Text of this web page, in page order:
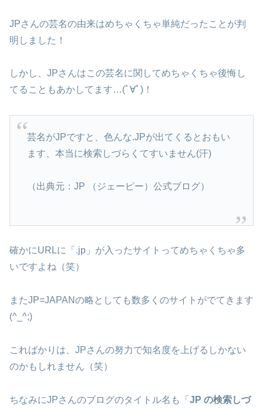
JPさんの芸名の由来はめちゃくちゃ単純だったことが判
明しました！
しかし、JPさんはこの芸名に関してめちゃくちゃ後悔し
てることもあかしてます…(ﾟ∀ﾟ)！
芸名がJPですと、色んな.JPが出てくるとおもい
ます、本当に検索しづらくてすいません(汗)
（出典元：JP （ジェーピー）公式ブログ）
確かにURLに「.jp」が入ったサイトってめちゃくちゃ多
いですよね（笑）
またJP=JAPANの略としても数多くのサイトがでてきます
(^_^;)
こればかりは、JPさんの努力で知名度を上げるしかない
のかもしれません（笑）
ちなみにJPさんのブログのタイトル名も「 JP の検索しづ